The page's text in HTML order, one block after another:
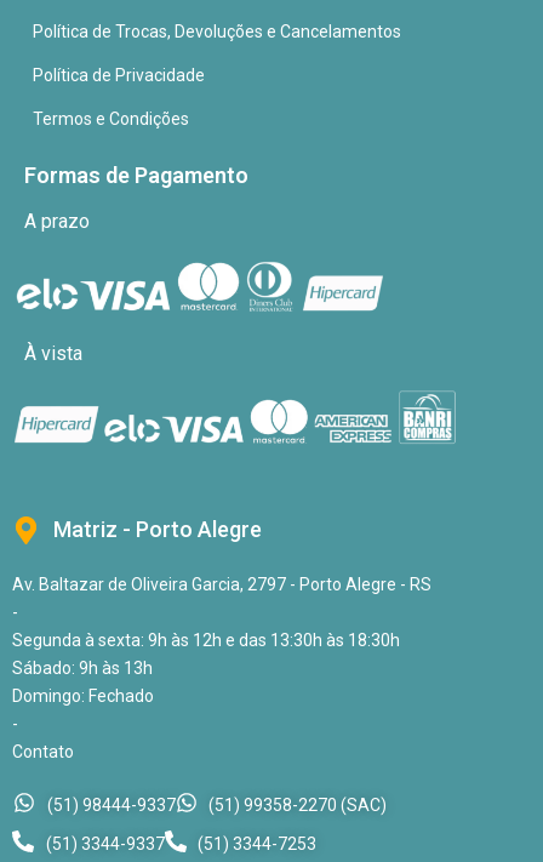
Política de Trocas, Devoluções e Cancelamentos
Política de Privacidade
Termos e Condições
Formas de Pagamento
A prazo
À vista
Matriz - Porto Alegre
Av. Baltazar de Oliveira Garcia, 2797 - Porto Alegre - RS
-
Segunda à sexta: 9h às 12h e das 13:30h às 18:30h
Sábado: 9h às 13h
Domingo: Fechado
-
Contato
(51) 98444-9337
(51) 99358-2270 (SAC)
(51) 3344-9337
(51) 3344-7253